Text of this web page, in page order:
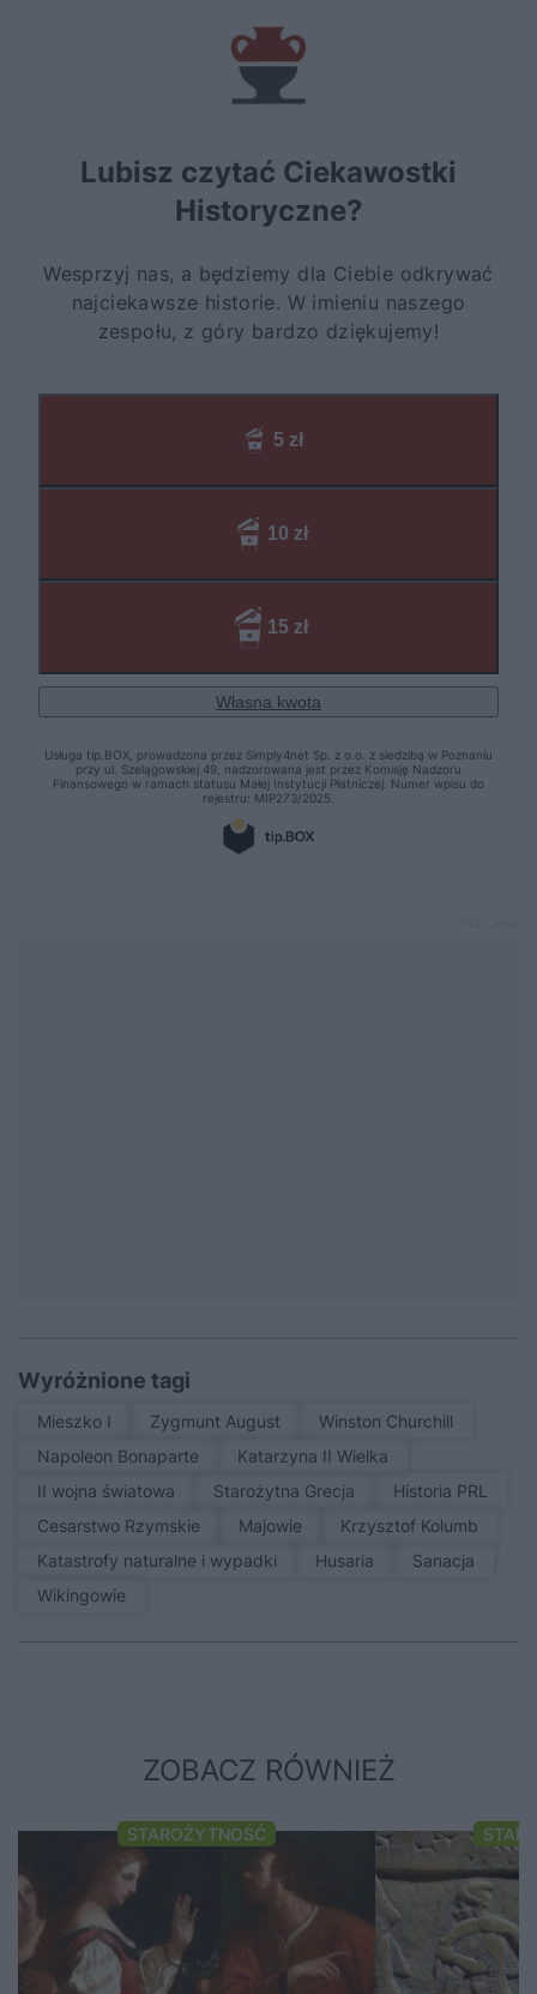
Wyróżnione tagi
Mieszko I Zygmunt August
Winston Churchill
Napoleon Bonaparte
Katarzyna II Wielka
II wojna światowa
Starożytna Grecja
Historia PRL
Cesarstwo Rzymskie
Majowie
Krzysztof Kolumb
Katastrofy naturalne i wypadki
Husaria
sanacja
Wikingowie
ZOBACZ RÓWNIEŻ
STAROŻYTNOŚĆ